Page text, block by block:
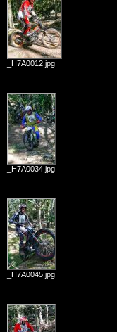
_H7A0012.jpg
_H7A0034.jpg
_H7A0045.jpg